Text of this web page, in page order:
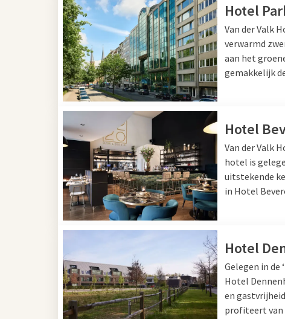
De Meir en Vogeltjesmarkt
Antwerpen is een winkelstad bij uitstek met ‘De Meir’
winkelstraat vindt u grote winkelketens. In de
boetiekjes waar u terecht kunt voor haute couture en
curiosa kunt u zondags terecht op de Vogeltjesmarkt
een bonte verzameling van vooral antieke of net geen
zeer ontspannen, gemoedelijke sfeer. Sluit de dag af
biertje op een terras, bijvoorbeeld aan de Grote Markt.
Van plan Antwerpen te bezoeken? Maak het uitje dan
overnachtingin een van de Van der Valk hotels of
onderstaande aanbod.
Hotel
Van der Valk
verwarmd
aan het
gemakkelijk
Hotel
Van der Valk
hotel is
uitstekende
in Hotel
Hotel
Gelegen in de
Hotel
en
profiteert van